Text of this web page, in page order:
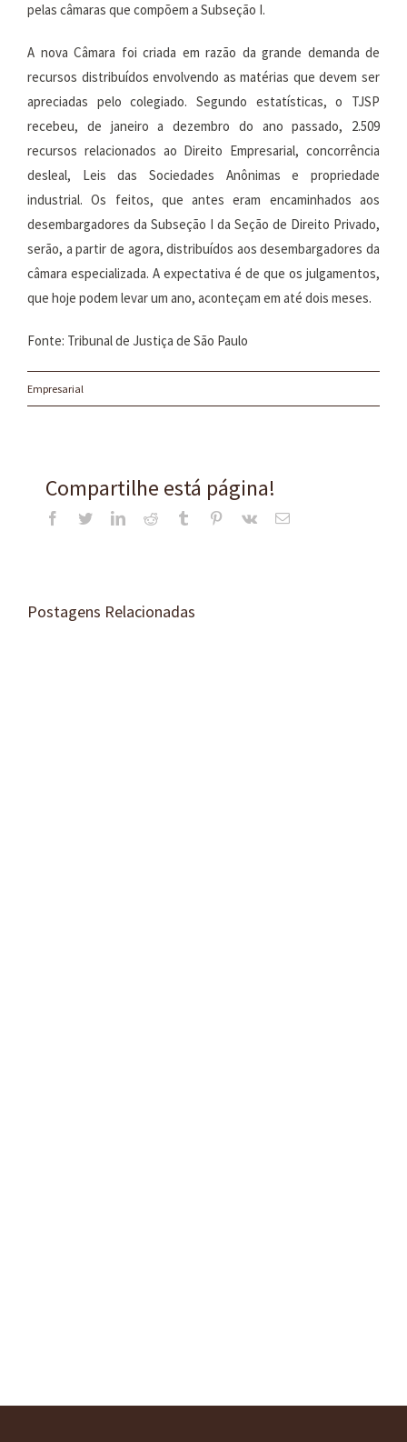
pelas câmaras que compõem a Subseção I.
A nova Câmara foi criada em razão da grande demanda de
recursos distribuídos envolvendo as matérias que devem ser
apreciadas pelo colegiado. Segundo estatísticas, o TJSP
recebeu, de janeiro a dezembro do ano passado, 2.509
recursos relacionados ao Direito Empresarial, concorrência
desleal, Leis das Sociedades Anônimas e propriedade
industrial. Os feitos, que antes eram encaminhados aos
desembargadores da Subseção I da Seção de Direito Privado,
serão, a partir de agora, distribuídos aos desembargadores da
câmara especializada. A expectativa é de que os julgamentos,
que hoje podem levar um ano, aconteçam em até dois meses.
Fonte: Tribunal de Justiça de São Paulo
Empresarial
Compartilhe está página!
Facebook
TwitterLinkedInReddit Tumblr Pinterest
Vk
E-
Postagens Relacionadas